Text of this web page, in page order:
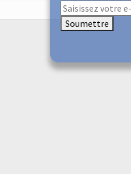
Soumettre